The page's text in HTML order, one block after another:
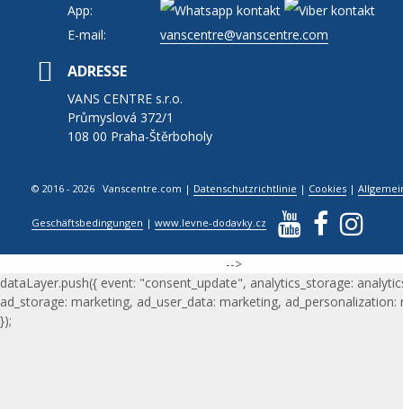
App:
E-mail:
vanscentre@vanscentre.com
ADRESSE
VANS CENTRE s.r.o.
Průmyslová 372/1
108 00 Praha-Štěrboholy
© 2016 - 2026 Vanscentre.com | Datenschutzrichtlinie | Cookies |
Geschäftsbedingungen |www.levne-dodavky.cz
-->
dataLayer.push({ event: "consent_update", analytics_storage:
ad_storage: marketing, ad_user_data: marketing, ad_personalization:
});